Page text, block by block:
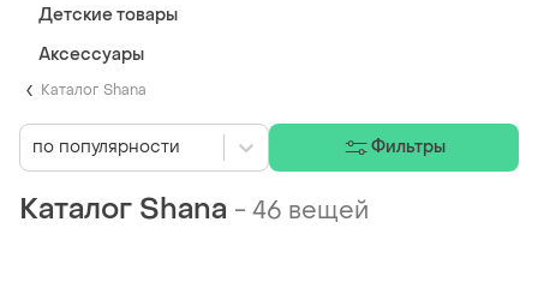
Каталог Shana
Каталог Shana -46 вещей
по популярности Фильтры
Детские товары
Аксессуары